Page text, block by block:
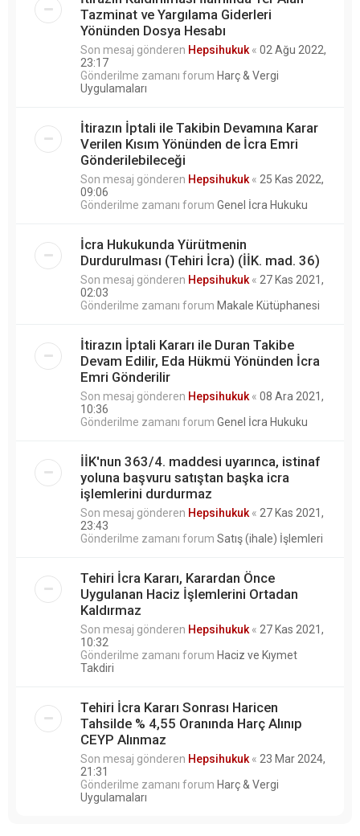
Tazminat ve Yargılama Giderleri
Yönünden Dosya Hesabı
Son mesaj gönderen Hepsihukuk « 02 Ağu 2022,
23:17
Gönderilme zamanı forum Harç & Vergi
Uygulamaları
İtirazın İptali ile Takibin Devamına Karar
Verilen Kısım Yönünden de İcra Emri
Gönderilebileceği
Son mesaj gönderen Hepsihukuk « 25 Kas 2022,
09:06
Gönderilme zamanı forum Genel İcra Hukuku
İcra Hukukunda Yürütmenin
Durdurulması (Tehiri İcra) (İİK. mad. 36)
Son mesaj gönderen Hepsihukuk « 27 Kas 2021,
02:03
Gönderilme zamanı forum Makale Kütüphanesi
İtirazın İptali Kararı ile Duran Takibe
Devam Edilir, Eda Hükmü Yönünden İcra
Emri Gönderilir
Son mesaj gönderen Hepsihukuk « 08 Ara 2021,
10:36
Gönderilme zamanı forum Genel İcra Hukuku
İİK'nun 363/4. maddesi uyarınca, istinaf
yoluna başvuru satıştan başka icra
işlemlerini durdurmaz
Son mesaj gönderen Hepsihukuk « 27 Kas 2021,
23:43
Gönderilme zamanı forum Satış (ihale) İşlemleri
Tehiri İcra Kararı, Karardan Önce
Uygulanan Haciz İşlemlerini Ortadan
Kaldırmaz
Son mesaj gönderen Hepsihukuk « 27 Kas 2021,
10:32
Gönderilme zamanı forum Haciz ve Kıymet
Takdiri
Tehiri İcra Kararı Sonrası Haricen
Tahsilde % 4,55 Oranında Harç Alınıp
CEYP Alınmaz
Son mesaj gönderen Hepsihukuk « 23 Mar 2024,
21:31
Gönderilme zamanı forum Harç & Vergi
Uygulamaları